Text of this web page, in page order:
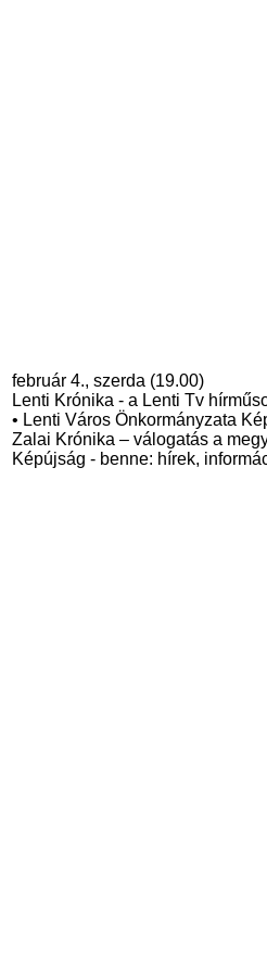
február 4., szerda (19.00)
Lenti Krónika - a Lenti Tv
• Lenti Város Önkormányzata
Zalai Krónika – válogatás a
Képújság - benne: hírek,